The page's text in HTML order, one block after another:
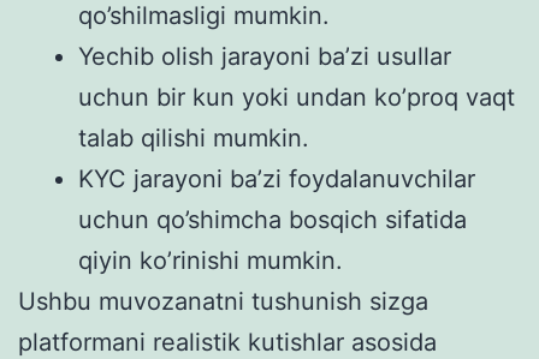
qo’shilmasligi mumkin.
Yechib olish jarayoni ba’zi usullar
uchun bir kun yoki undan ko’proq vaqt
talab qilishi mumkin.
KYC jarayoni ba’zi foydalanuvchilar
uchun qo’shimcha bosqich sifatida
qiyin ko’rinishi mumkin.
Ushbu muvozanatni tushunish sizga
platformani realistik kutishlar asosida